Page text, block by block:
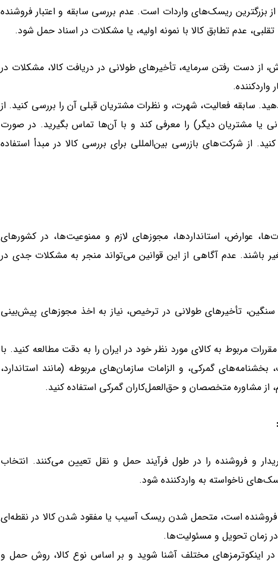
از بزرگترین ریسک‌های واردات است. عدم بررسی سابقه و اعتبار فروشنده
عدم تطابق کالا با نمونه اولیه، یا مشکلات در اسناد حمل شود.
از دست رفتن سرمایه، تأخیرهای طولانی در دریافت کالا، مشکلات در
سابقه فعالیت، شهرت، و نظرات مشتریان قبلی آن را بررسی کنید. از
یا مشتریان دیگر) را معرفی کند و با آن‌ها تماس بگیرید. در صورت
از شرکت‌های بازرسی بین‌المللی برای بررسی کالا در مبدأ استفاده
عوارض، استانداردها، مجوزهای لازم و ممنوعیت‌ها، در کشورهای
عدم آگاهی از این قوانین می‌تواند منجر به مشکلات جدی در
تأخیرهای طولانی در ترخیص، نیاز به اخذ مجوزهای پیش‌بینی
مربوط به کالای مورد نظر خود در ایران را به دقت مطالعه کنید. با
گمرکی، و الزامات سازمان‌های مربوطه (مانند استاندارد،
مشاوره متخصصان و حق‌العمل‌کاران گمرکی استفاده کنید.
و فروشنده را در طول فرآیند حمل و نقل تعیین می‌کنند. انتخاب
ناخواسته به واردکننده شود.
است، متحمل شدن ریسک آسیب یا مفقود شدن کالا در نقطه‌ای
زمان تحویل و مسئولیت‌ها.
اینکوترمزهای مختلف آشنا شوید و بر اساس نوع کالا، روش حمل و